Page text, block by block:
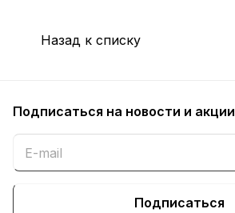
Назад к списку
Подписаться на новости и акции
Подписаться